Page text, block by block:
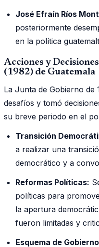
José Efraín Ríos
posteriormente
en la política
Acciones y
(1982) de Guatemala
La Junta de Gobierno de
desafíos y tomó
su breve periodo en el
Transición
a realizar una
democrático y a
Reformas Políticas:
políticas para
la apertura
fueron limitadas y
Esquema de